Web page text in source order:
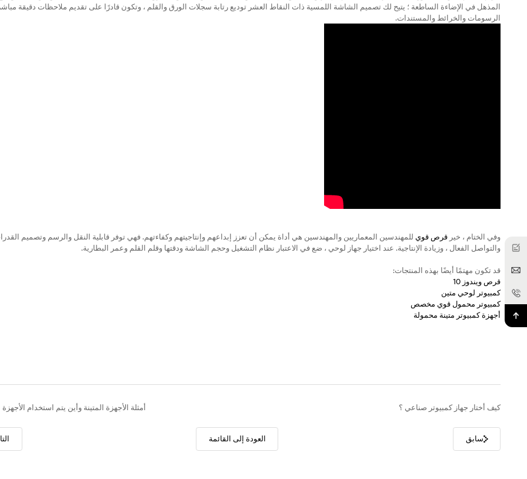
المذهل في الإضاءة الساطعة ؛ يتيح لك تصميم الشاشة اللمسية ذات النقاط العشر توديع رتابة سجلات الورق والقلم ، وتكون قادرًا على تقديم ملاحظات دقيقة
الرسومات والخرائط والمستندات.
وفي الختام ، خير قرص قويللمهندسين المعماريين والمهندسين هي أداة يمكن أن تعزز إبداعهم وإنتاجيتهم وكفاءتهم. فهي توفر قابلية النقل والرسم وتصميم
والتواصل الفعال ، وزيادة الإنتاجية. عند اختيار جهاز لوحي ، ضع في الاعتبار نظام التشغيل وحجم الشاشة ودقتها وقلم القلم وعمر البطارية.
قد تكون مهتمًا أيضًا بهذه المنتجات:
قرص ويندوز 10
كمبيوتر لوحي متين
كمبيوتر محمول قوي مخصص
أجهزة كمبيوتر متينة محمولة
كيف أختار جهاز كمبيوتر صناعي ؟
سابق العودة إلى القائمة
أمثلة الأجهزة المتينة وأين يتم استخدام الأجهزة